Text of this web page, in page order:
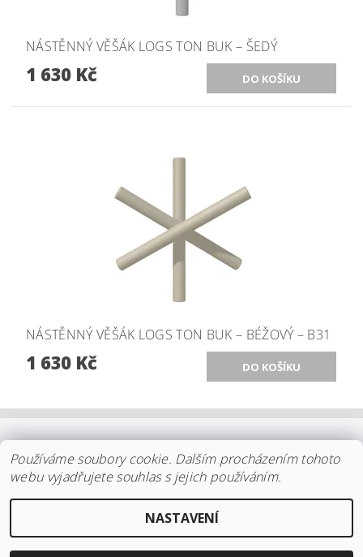
NÁSTĚNNÝ VĚŠÁK LOGS TON BUK – ŠEDÝ
1 630 Kč
NÁSTĚNNÝ VĚŠÁK LOGS TON BUK – BÉŽOVÝ – B31
1 630 Kč
| KOLEKCE STELTON | DISTRIBUCE IITTALA |
REKLAMACE/ODSTOUPENÍ | VŠE O NÁKUPU | KDO JSME
KONTAKT
2026 ©arki.cz, všechna práva vyhrazena
Používáme soubory cookie. Dalším procházením tohoto
webu vyjadřujete souhlas s jejich používáním.
NASTAVENÍ